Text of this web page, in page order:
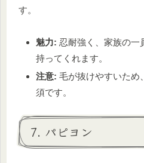
す。
魅力: 忍耐強く、家族の一
持ってくれます。
注意: 毛が抜けやすいため
須です。
7. パピヨン